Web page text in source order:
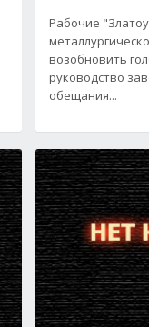
Рабочие
возобновить
руководство
обещания...